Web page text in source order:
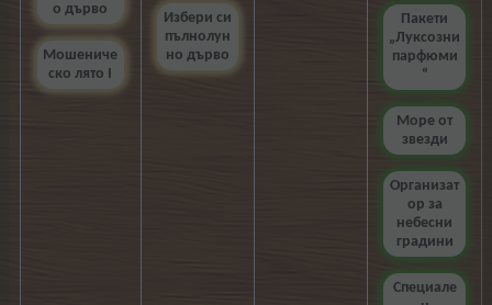
о дърво
Мошениче
ско лято I
Избери си
пълнолун
но дърво
Пакети
„Луксозни
парфюми
“
Море от
звезди
Организат
ор за
небесни
градини
Специале